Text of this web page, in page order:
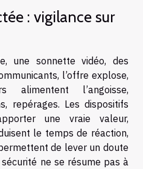
: vigilance sur
une sonnette vidéo, des
l’offre explose,
l’angoisse,
repérages. Les dispositifs
une vraie valeur,
le temps de réaction,
de lever un doute
ne se résume pas à